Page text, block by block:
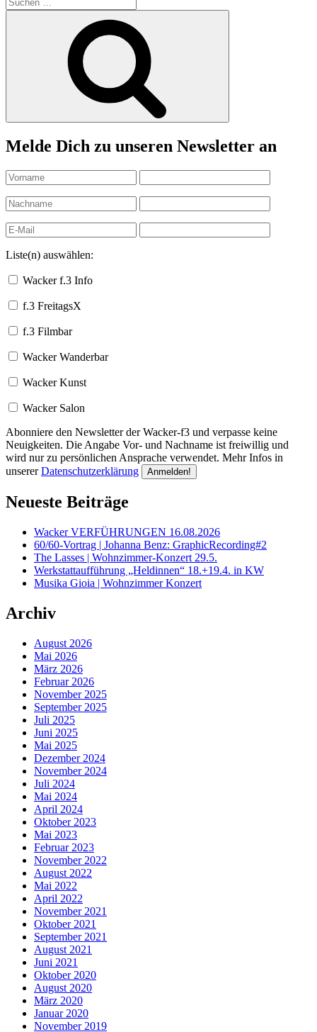
nach:
Melde Dich zu unseren Newsletter an
Liste(n) auswählen:
Wacker f.3 Info
f.3 FreitagsX
f.3 Filmbar
Wacker Wanderbar
Wacker Kunst
Wacker Salon
Abonniere den Newsletter der Wacker-f3 und verpasse keine
Neuigkeiten. Die Angabe Vor- und Nachname ist freiwillig und
wird nur zu persönlichen Ansprache verwendet. Mehr Infos in
unsererDatenschutzerklärung
Neueste Beiträge
Wacker VERFÜHRUNGEN 16.08.2026
60/60-Vortrag | Johanna Benz: GraphicRecording#2
The Lasses | Wohnzimmer-Konzert 29.5.
Werkstattaufführung „Heldinnen“ 18.+19.4. in KW
Musika Gioia | Wohnzimmer Konzert
Archiv
August 2026
Mai 2026
März 2026
Februar 2026
November 2025
September 2025
Juli 2025
Juni 2025
Mai 2025
Dezember 2024
November 2024
Juli 2024
Mai 2024
April 2024
Oktober 2023
Mai 2023
Februar 2023
November 2022
August 2022
Mai 2022
April 2022
November 2021
Oktober 2021
September 2021
August 2021
Juni 2021
Oktober 2020
August 2020
März 2020
Januar 2020
November 2019